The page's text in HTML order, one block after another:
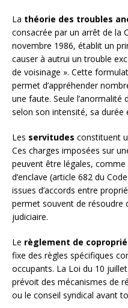
La théorie des troubles
consacrée par un arrêt de la
novembre 1986, établit un
causer à autrui un trouble
de voisinage ». Cette
permet d’appréhender
une faute. Seule
selon son intensité, sa durée
Les servitudes constituent
Ces charges imposées sur
peuvent être légales,
d’enclave (article 682 du
issues d’accords entre
permet souvent de résoudre
judiciaire.
Le règlement de
fixe des règles spécifiques
occupants. La Loi du 10
prévoit des mécanismes de
ou le conseil syndical avant